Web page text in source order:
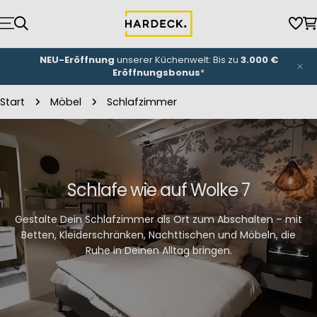
Inhalt
springen
NEU-Eröffnung unserer Küchenwelt: Bis zu 3.000 €
Eröffnungsbonus*
Start Möbel Schlafzimmer
Schlafe wie auf Wolke 7
Gestalte Dein Schlafzimmer als Ort zum Abschalten – mit
Betten, Kleiderschränken, Nachttischen und Möbeln, die
Ruhe in Deinen Alltag bringen.